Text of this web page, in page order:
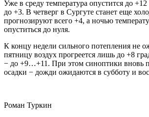
Уже в среду температура опустится до
до +3. В четверг в Сургуте станет еще
прогнозируют всего +4, а ночью
опуститься до нуля.
К концу недели сильного потепления не
пятницу воздух прогреется лишь до +8
− до +9…+11. При этом синоптики вновь
осадки − дожди ожидаются в субботу и
Роман Туркин